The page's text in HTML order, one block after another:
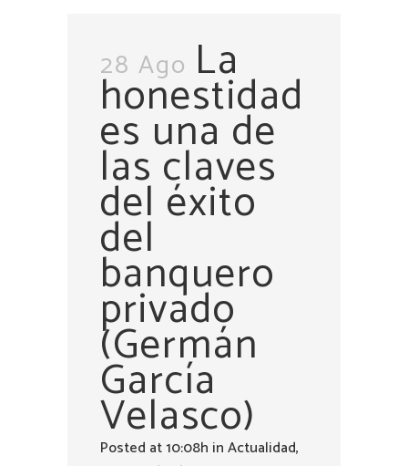
28 Ago La
honestidad
es una de
las claves
del éxito
del
banquero
privado
(Germán
García
Velasco)
Posted at 10:08h inActualidad,